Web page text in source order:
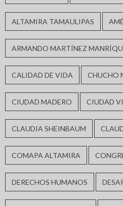
ALTAMIRA TAMAULIPAS
ARMANDO MARTÍNEZ
CALIDAD DE VIDA CHUCHO
CIUDAD MADERO CIUDAD
CLAUDIA SHEINBAUM
COMAPA ALTAMIRA
DERECHOS HUMANOS